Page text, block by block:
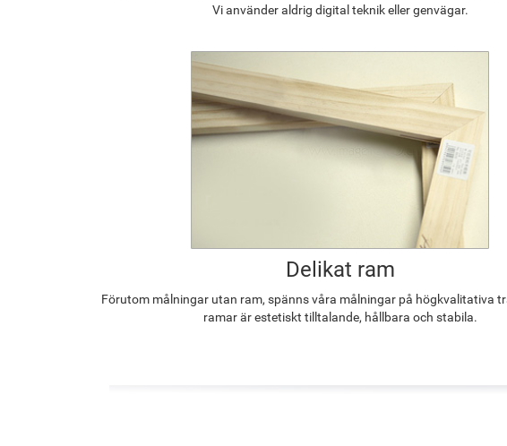
Vi använder aldrig digital teknik eller genvägar.
Delikat ram
Förutom målningar utan ram, spänns våra målningar på högkvalitativa
ramar är estetiskt tilltalande, hållbara och stabila.